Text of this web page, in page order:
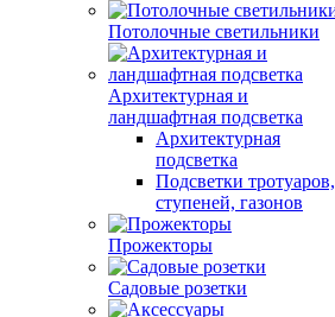
Потолочные светильники
Архитектурная и
ландшафтная подсветка
Архитектурная
подсветка
Подсветки тротуаров,
ступеней, газонов
Прожекторы
Садовые розетки